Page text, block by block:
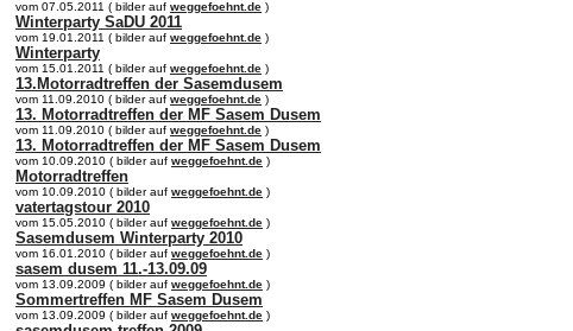
vom 07.05.2011 ( bilder auf weggefoehnt.de )
Winterparty SaDU 2011
vom 19.01.2011 ( bilder auf weggefoehnt.de )
Winterparty
vom 15.01.2011 ( bilder auf weggefoehnt.de )
13.Motorradtreffen der Sasemdusem
vom 11.09.2010 ( bilder auf weggefoehnt.de )
13. Motorradtreffen der MF Sasem Dusem
vom 11.09.2010 ( bilder auf weggefoehnt.de )
13. Motorradtreffen der MF Sasem Dusem
vom 10.09.2010 ( bilder auf weggefoehnt.de )
Motorradtreffen
vom 10.09.2010 ( bilder auf weggefoehnt.de )
vatertagstour 2010
vom 15.05.2010 ( bilder auf weggefoehnt.de )
Sasemdusem Winterparty 2010
vom 16.01.2010 ( bilder auf weggefoehnt.de )
sasem dusem 11.-13.09.09
vom 13.09.2009 ( bilder auf weggefoehnt.de )
Sommertreffen MF Sasem Dusem
vom 13.09.2009 ( bilder auf weggefoehnt.de )